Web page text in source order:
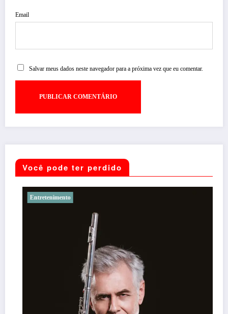
Email
Salvar meus dados neste navegador para a próxima vez que eu comentar.
Você pode ter perdido
Entretenimento